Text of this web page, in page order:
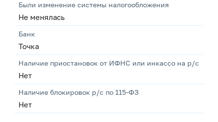
Были изменение системы налогообложения
Не менялась
Банк
Точка
Наличие приостановок от ИФНС или инкассо на р/с
Нет
Наличие блокировок р/с по 115-ФЗ
Нет